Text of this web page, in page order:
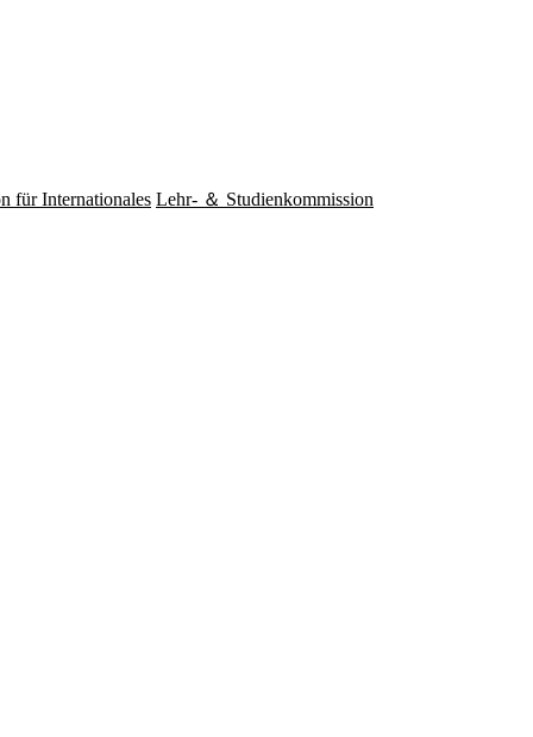
für Internationales Lehr- ＆ Studienkommission